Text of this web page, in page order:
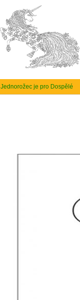
Jednorožec je pro Dospělé